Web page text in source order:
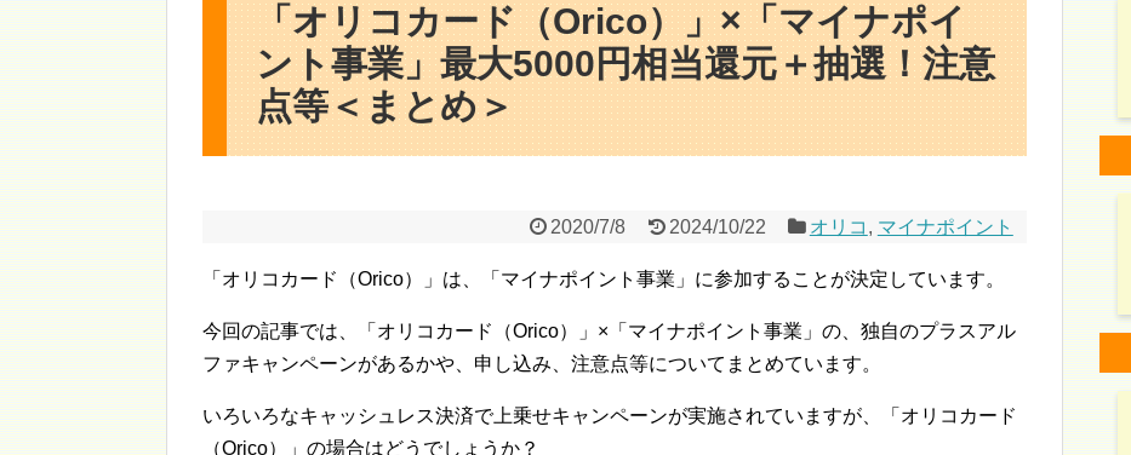
「オリコカード（Orico）」×「マイナポイ
ント事業」最大5000円相当還元＋抽選！注意
点等＜まとめ＞
2020/7/8 2024/10/22 オリコ , マイナポイント
「オリコカード（Orico）」は、「マイナポイント事業」に参加することが決定しています。
今回の記事では、「オリコカード（Orico）」×「マイナポイント事業」の、独自のプラスアル
ファキャンペーンがあるかや、申し込み、注意点等についてまとめています。
いろいろなキャッシュレス決済で上乗せキャンペーンが実施されていますが、「オリコカード
（Orico）」の場合はどうでしょうか？